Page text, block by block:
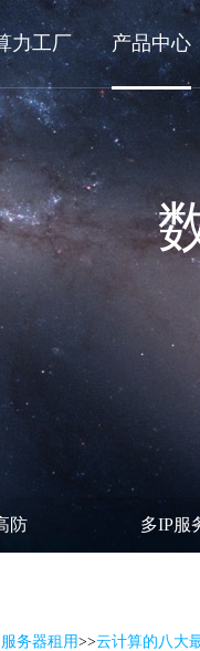
力工厂 产品中心
防 多IP服
务器租用>>云计算的八大